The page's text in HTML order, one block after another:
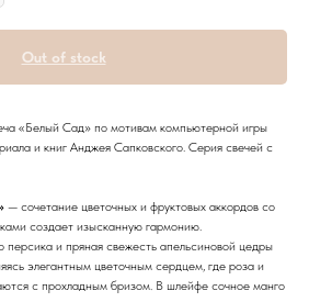
Out of stock
«Белый Сад» по мотивам компьютерной игры
и книг Анджея Сапковского. Серия свечей с
— сочетание цветочных и фруктовых аккордов со
создает изысканную гармонию.
персика и пряная свежесть апельсиновой цедры
элегантным цветочным сердцем, где роза и
с прохладным бризом. В шлейфе сочное манго